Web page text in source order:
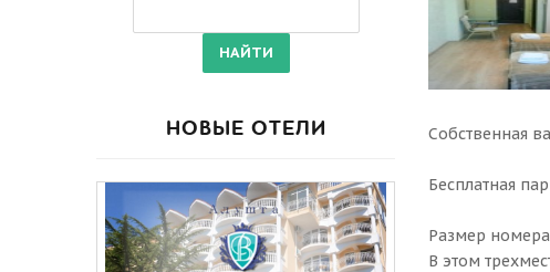
Собственная
Бесплатная
Размер
В этом
НОВЫЕ ОТЕЛИ